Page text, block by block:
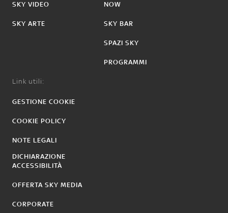
SKY VIDEO
SKY ARTE
NOW
SKY BAR
SPAZI SKY
PROGRAMMI
Link utili:
GESTIONE COOKIE
COOKIE POLICY
NOTE LEGALI
DICHIARAZIONE
ACCESSIBILITÀ
OFFERTA SKY MEDIA
CORPORATE